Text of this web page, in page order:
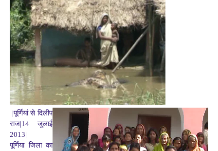
|पूर्णियां से दिलीप
राज|14 जुलाई
2013|
पूर्णिया जिला का